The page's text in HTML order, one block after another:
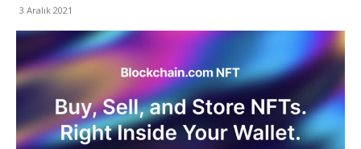
3 Aralık 2021